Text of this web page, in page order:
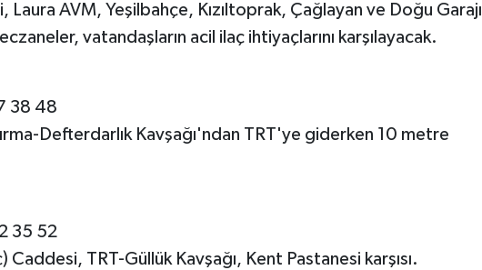
Laura AVM, Yeşilbahçe, Kızıltoprak, Çağlayan ve Doğu Garajı
vatandaşların acil ilaç ihtiyaçlarını karşılayacak.
38 48
Defterdarlık Kavşağı'ndan TRT'ye giderken 10 metre
35 52
TRT-Güllük Kavşağı, Kent Pastanesi karşısı.